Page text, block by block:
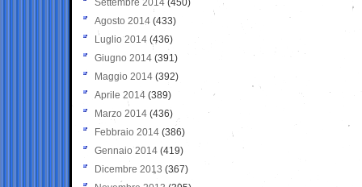
Settembre 2014 (450)
Agosto 2014 (433)
Luglio 2014 (436)
Giugno 2014 (391)
Maggio 2014 (392)
Aprile 2014 (389)
Marzo 2014 (436)
Febbraio 2014 (386)
Gennaio 2014 (419)
Dicembre 2013 (367)